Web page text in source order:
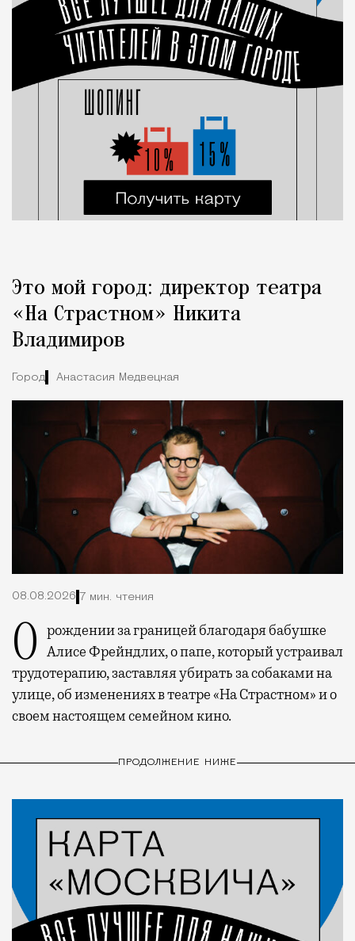
Это мой город: директор театра
«На Страстном» Никита
Владимиров
Город Анастасия Медвецкая
08.08.2026 7 мин. чтения
О рождении за границей благодаря бабушке Алисе Фрейндлих, о папе, который устраивал
трудотерапию, заставляя убирать за собаками на
улице, об изменениях в театре «На Страстном» и о
своем настоящем семейном кино.
ПРОДОЛЖЕНИЕ НИЖЕ